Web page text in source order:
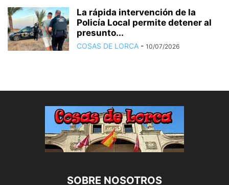
La rápida intervención de la
Policía Local permite detener al
presunto...
COSAS DE LORCA - 10/07/2026
SOBRE NOSOTROS